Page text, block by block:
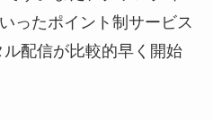
ったポイント制サービス
配信が比較的早く開始